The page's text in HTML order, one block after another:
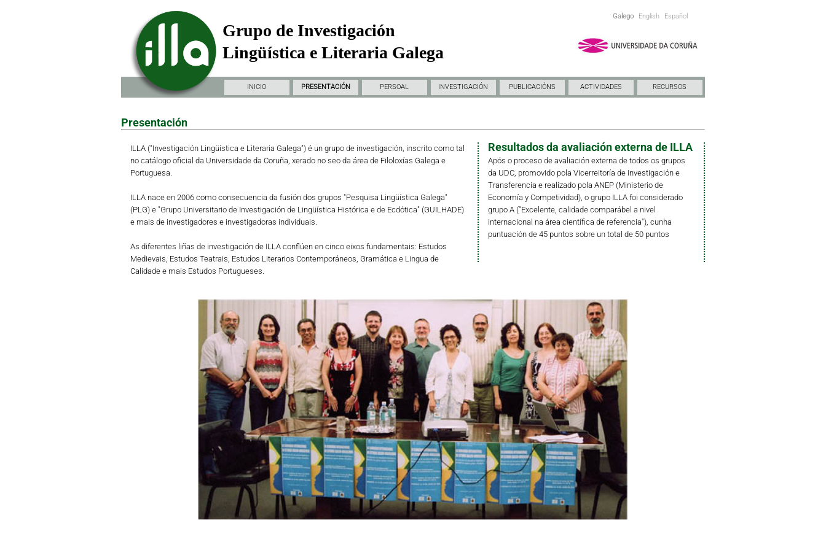
Galego English Español
Grupo de Investigación
Lingüística e Literaria Galega
INICIO PRESENTACIÓN PERSOAL INVESTIGACIÓN PUBLICACIÓNS ACTIVIDADES RECURSOS
Presentación
ILLA ("Investigación Lingüística e Literaria Galega") é un grupo de investigación, inscrito como tal
no catálogo oficial da Universidade da Coruña, xerado no seo da área de Filoloxías Galega e
Portuguesa.
ILLA nace en 2006 como consecuencia da fusión dos grupos "Pesquisa Lingüística Galega"
(PLG) e "Grupo Universitario de Investigación de Lingüística Histórica e de Ecdótica" (GUILHADE)
e mais de investigadores e investigadoras individuais.
As diferentes liñas de investigación de ILLA conflúen en cinco eixos fundamentais: Estudos
Medievais, Estudos Teatrais, Estudos Literarios Contemporáneos, Gramática e Lingua de
Calidade e mais Estudos Portugueses.
Resultados da avaliación externa de ILLA
Após o proceso de avaliación externa de todos os grupos
da UDC, promovido pola Vicerreitoría de Investigación e
Transferencia e realizado pola ANEP (Ministerio de
Economía y Competividad), o grupo ILLA foi considerado
grupo A ("Excelente, calidade comparábel a nivel
internacional na área científica de referencia"), cunha
puntuación de 45 puntos sobre un total de 50 puntos